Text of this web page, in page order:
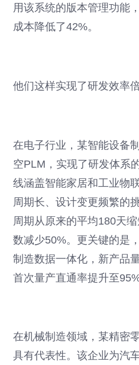
用该系统的版本管理功能
成本降低了42%。
他们这样实现了研发效率
在电子行业，某智能设备
空PLM，实现了研发体系
线涵盖智能家居和工业物
周期长、设计变更频繁的
周期从原来的平均180天
数减少50%。更关键的是
制造数据一体化，新产品
首次量产直通率提升至95%
在机械制造领域，某精密
具有代表性。该企业为汽